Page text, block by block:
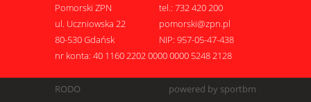
Pomorski ZPN
tel.: 732 420 200
ul. Uczniowska 22
pomorski@zpn.pl
80-530 Gdańsk
NIP: 957-05-47-438
nr konta: 40 1160 2202 0000 0000 5248 2128
RODO
powered by sportbm